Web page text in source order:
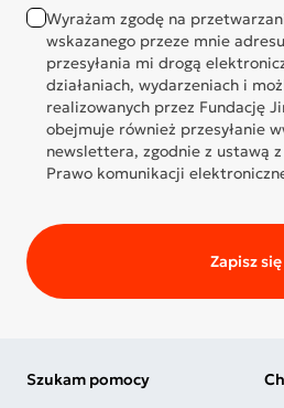
Wyrażam zgodę na
wskazanego przeze mnie
przesyłania mi drogą
działaniach, wydarzeniach i
realizowanych przez Fundację
obejmuje również przesyłanie
newslettera, zgodnie z ustawą
Prawo komunikacji
Zapisz się
Szukam pomocy